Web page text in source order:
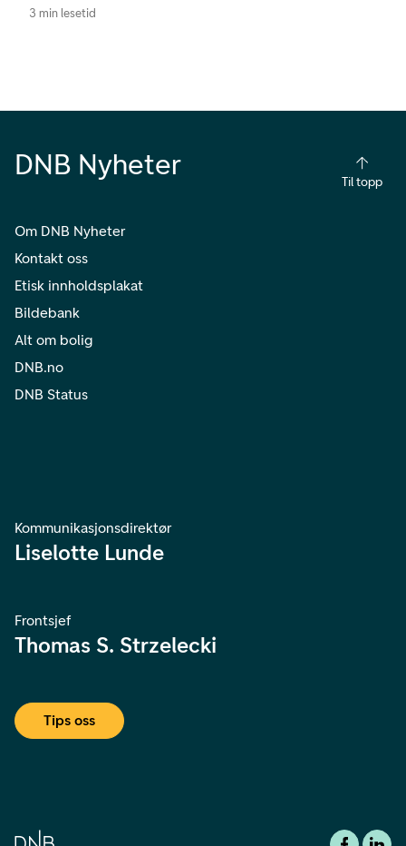
3 min lesetid
DNB Nyheter
Til topp
Om DNB Nyheter
Kontakt oss
Etisk innholdsplakat
Bildebank
Alt om bolig
DNB.no
DNB Status
Kommunikasjonsdirektør
Liselotte Lunde
Frontsjef
Thomas S. Strzelecki
Tips oss